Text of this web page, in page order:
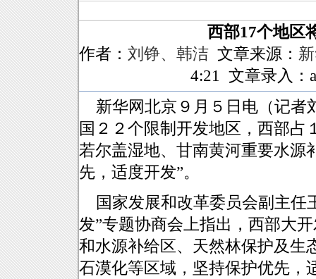
西部17个地区
作者： 刘铮、韩洁 文章来源：
4:21 文章录入：
新华网北京９月５日电（记者
国２２个限制开发地区，西部占
若尔盖湿地、甘南黄河重要水源
先，适度开发”。
国家发展和改革委员会副主任
发”专题协商会上指出，西部大
和水源补给区、天然林保护及生
石漠化等区域，坚持保护优先，